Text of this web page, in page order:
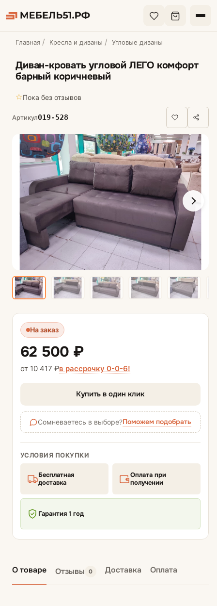
Главная Кресла и диваны Угловые диваны
Диван-кровать угловой ЛЕГО комфорт
барный коричневый
☆Пока без отзывов
Артикул019-528
На заказ
62 500 ₽
от 10 417 ₽в рассрочку 0-0-6!
Купить в один клик
Сомневаетесь в выборе?Поможем подобрать
УСЛОВИЯ ПОКУПКИ
Бесплатная
доставка
Оплата при
получении
Гарантия 1 год
О товаре Отзывы 0 Доставка Оплата